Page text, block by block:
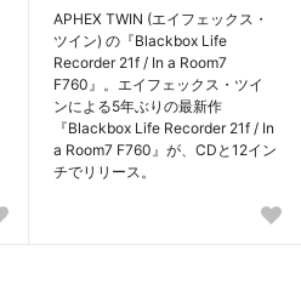
APHEX TWIN (エイフェックス・
ツイン) の『Blackbox Life
Recorder 21f / In a Room7
F760』。エイフェックス・ツイ
ンによる5年ぶりの最新作
『Blackbox Life Recorder 21f / In
a Room7 F760』が、CDと12イン
チでリリース。